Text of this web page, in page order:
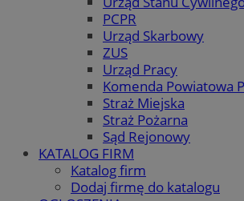
PCPR
Urząd Skarbowy
ZUS
Urząd Pracy
Komenda Powiatowa
Straż Miejska
Straż Pożarna
Sąd Rejonowy
KATALOG FIRM
Katalog firm
Dodaj firmę do katalogu